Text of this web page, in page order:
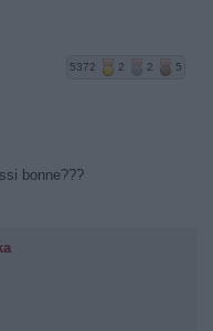
5372 2 2 5
bonne???